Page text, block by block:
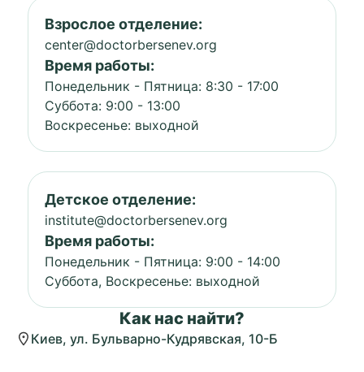
Взрослое отделение:
center@doctorbersenev.org
Время работы:
Понедельник - Пятница: 8:30 - 17:00
Суббота: 9:00 - 13:00
Воскресенье: выходной
Детское отделение:
institute@doctorbersenev.org
Время работы:
Понедельник - Пятница: 9:00 - 14:00
Суббота, Воскресенье: выходной
Как нас найти?
Киев, ул. Бульварно-Кудрявская, 10-Б